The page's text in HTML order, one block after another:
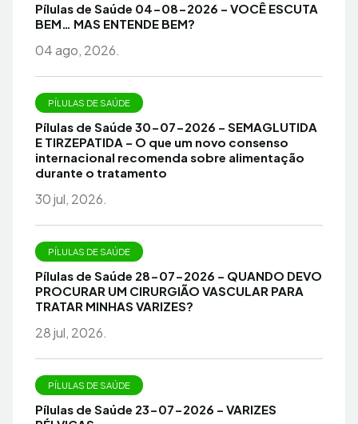
Pílulas de Saúde 04-08-2026 – VOCÊ ESCUTA
BEM… MAS ENTENDE BEM?
04 ago, 2026.
PÍLULAS DE SAÚDE
Pílulas de Saúde 30-07-2026 – SEMAGLUTIDA
E TIRZEPATIDA – O que um novo consenso
internacional recomenda sobre alimentação
durante o tratamento
30 jul, 2026.
PÍLULAS DE SAÚDE
Pílulas de Saúde 28-07-2026 – QUANDO DEVO
PROCURAR UM CIRURGIÃO VASCULAR PARA
TRATAR MINHAS VARIZES?
28 jul, 2026.
PÍLULAS DE SAÚDE
Pílulas de Saúde 23-07-2026 – VARIZES